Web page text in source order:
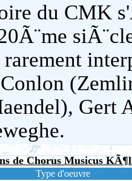
du CMK
rarement
Gert
de Chorus Musicus
Type d'oeuvre